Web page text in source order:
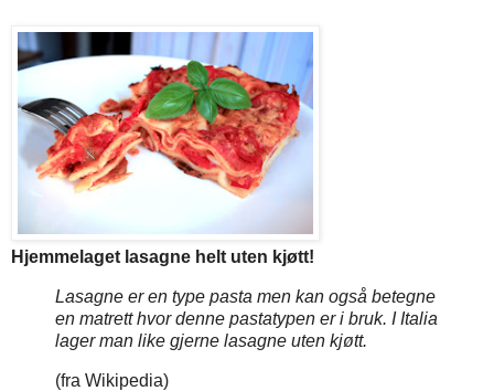
Hjemmelaget lasagne helt uten kjøtt!
Lasagne er en type pasta men kan også betegne
en matrett hvor denne pastatypen er i bruk. I Italia
lager man like gjerne lasagne uten kjøtt.
(fra Wikipedia)